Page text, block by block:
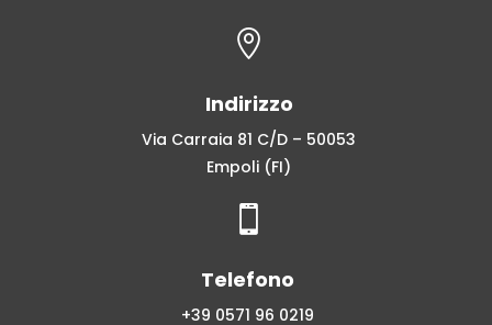

Indirizzo
Via Carraia 81 C/D – 50053
Empoli (FI)

Telefono
+39 0571 96 0219